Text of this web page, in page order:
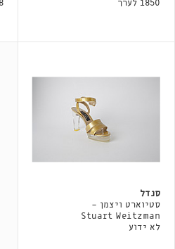
1850 לערך
סנדל
סטיוארט ויצמן -
Stuart Weitzman
לא ידוע